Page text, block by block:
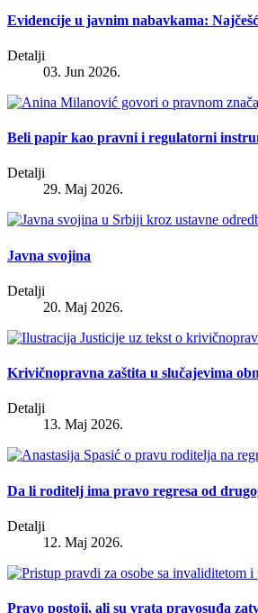
Evidencije u javnim nabavkama:
Detalji
03. Jun 2026.
Beli papir kao pravni i regulatorni
Detalji
29. Maj 2026.
Javna svojina
Detalji
20. Maj 2026.
Krivičnopravna zaštita u slučajevima
Detalji
13. Maj 2026.
Da li roditelj ima pravo regresa od
Detalji
12. Maj 2026.
Pravo postoji, ali su vrata pravosuđa